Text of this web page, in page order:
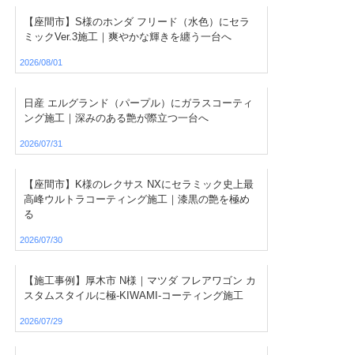
【座間市】S様のホンダ フリード（水色）にセラ
ミックVer.3施工｜爽やかな輝きを纏う一台へ
2026/08/01
日産 エルグランド（パープル）にガラスコーティ
ング施工｜深みのある艶が際立つ一台へ
2026/07/31
【座間市】K様のレクサス NXにセラミック史上最
高峰ウルトラコーティング施工｜漆黒の艶を極め
る
2026/07/30
【施工事例】厚木市 N様｜マツダ フレアワゴン カ
スタムスタイルに極-KIWAMI-コーティング施工
2026/07/29